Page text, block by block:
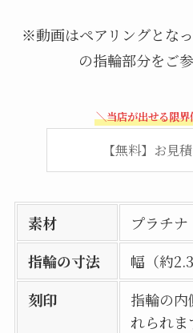
※動画はペアリングとな
の指輪部分をご
＼当店が出せる限
【無料】お見
素材
プラチナ
指輪の寸法
幅（約
刻印
指輪の内
れられま